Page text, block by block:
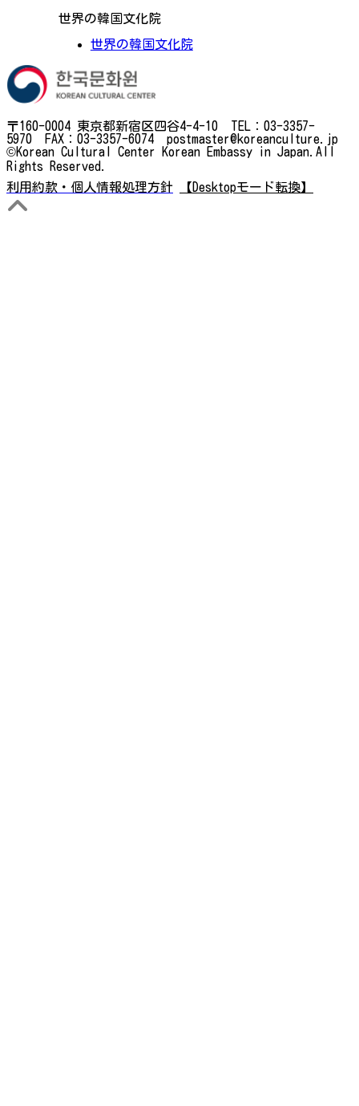
世界の韓国文化院
世界の韓国文化院
〒160-0004 東京都新宿区四谷4-4-10 TEL：03-3357-
5970 FAX：03-3357-6074 postmaster@koreanculture.jp
©Korean Cultural Center Korean Embassy in Japan.All
Rights Reserved.
利用約款・個人情報処理方針
【Desktopモード転換】